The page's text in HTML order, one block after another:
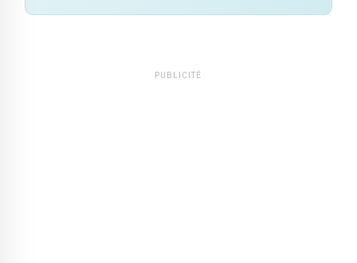
PUBLICITÉ